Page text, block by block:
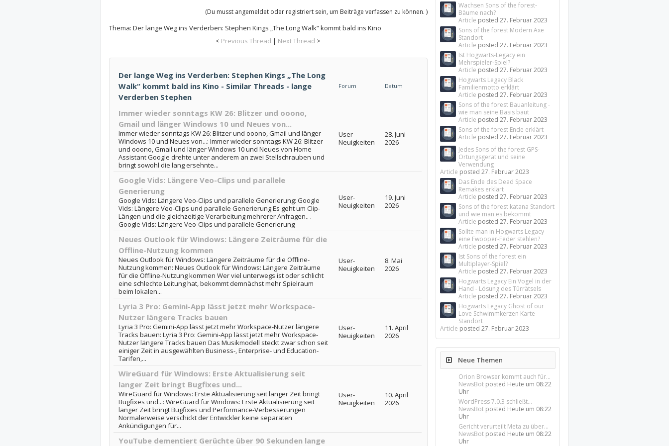
(Du musst angemeldet oder registriert sein, um Beiträge verfassen zu können. )
Thema: Der lange Weg ins Verderben: Stephen Kings „The Long Walk“ kommt bald ins Kino
< Previous Thread | Next Thread >
Der lange Weg ins Verderben: Stephen Kings „The Long
Walk“ kommt bald ins Kino - Similar Threads - lange
Verderben Stephen
Forum Datum
Immer wieder sonntags KW 26: Blitzer und ooono,
Gmail und länger Windows 10 und Neues von...
Immer wieder sonntags KW 26: Blitzer und ooono, Gmail und länger
Windows 10 und Neues von...: Immer wieder sonntags KW 26: Blitzer
und ooono, Gmail und länger Windows 10 und Neues von Home
Assistant Google drehte unter anderem an zwei Stellschrauben und
bringt sowohl die lang ersehnte...
User-
Neuigkeiten
28. Juni
2026
Google Vids: Längere Veo-Clips und parallele
Generierung
Google Vids: Längere Veo-Clips und parallele Generierung: Google
Vids: Längere Veo-Clips und parallele Generierung Es geht um Clip-
Längen und die gleichzeitige Verarbeitung mehrerer Anfragen.. .
Google Vids: Längere Veo-Clips und parallele Generierung
User-
Neuigkeiten
19. Juni
2026
Neues Outlook für Windows: Längere Zeiträume für die
Offline-Nutzung kommen
Neues Outlook für Windows: Längere Zeiträume für die Offline-
Nutzung kommen: Neues Outlook für Windows: Längere Zeiträume
für die Offline-Nutzung kommen Wer viel unterwegs ist oder schlicht
eine schlechte Leitung hat, bekommt demnächst mehr Spielraum
beim lokalen...
User-
Neuigkeiten
8. Mai
2026
Lyria 3 Pro: Gemini-App lässt jetzt mehr Workspace-
Nutzer längere Tracks bauen
Lyria 3 Pro: Gemini-App lässt jetzt mehr Workspace-Nutzer längere
Tracks bauen: Lyria 3 Pro: Gemini-App lässt jetzt mehr Workspace-
Nutzer längere Tracks bauen Das Musikmodell steckt zwar schon seit
einiger Zeit in ausgewählten Business-, Enterprise- und Education-
Tarifen,...
User-
Neuigkeiten
11. April
2026
WireGuard für Windows: Erste Aktualisierung seit
langer Zeit bringt Bugfixes und...
WireGuard für Windows: Erste Aktualisierung seit langer Zeit bringt
Bugfixes und...: WireGuard für Windows: Erste Aktualisierung seit
langer Zeit bringt Bugfixes und Performance-Verbesserungen
Normalerweise verschickt der Entwickler keine separaten
Ankündigungen für...
User-
Neuigkeiten
10. April
2026
YouTube dementiert Gerüchte über 90 Sekunden lange
Wachsen Sons of the forest-
Bäume nach?
Article posted27. Februar 2023
Sons of the forest Modern Axe
Standort
Article posted27. Februar 2023
Ist Hogwarts-Legacy ein
Mehrspieler-Spiel?
Article posted27. Februar 2023
Hogwarts Legacy Black
Familienmotto erklärt
Article posted27. Februar 2023
Sons of the forest Bauanleitung -
wie man seine Basis baut
Article posted27. Februar 2023
Sons of the forest Ende erklärt
Article posted27. Februar 2023
Jedes Sons of the forest GPS-
Ortungsgerät und seine
Verwendung
Article posted27. Februar 2023
Das Ende des Dead Space
Remakes erklärt
Article posted27. Februar 2023
Sons of the forest katana Standort
und wie man es bekommt
Article posted27. Februar 2023
Sollte man in Hogwarts Legacy
eine Fwooper-Feder stehlen?
Article posted27. Februar 2023
Ist Sons of the forest ein
Multiplayer-Spiel?
Article posted27. Februar 2023
Hogwarts Legacy Ein Vogel in der
Hand - Lösung des Türrätsels
Article posted27. Februar 2023
Hogwarts Legacy Ghost of our
Love Schwimmkerzen Karte
Standort
Article posted27. Februar 2023
Neue Themen
Orion Browser kommt auch für...
NewsBot posted Heute um 08:22
Uhr
WordPress 7.0.3 schließt...
NewsBot posted Heute um 08:22
Uhr
Gericht verurteilt Meta zu über...
NewsBot posted Heute um 08:22
Uhr